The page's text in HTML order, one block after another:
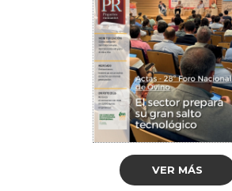
VER MÁS